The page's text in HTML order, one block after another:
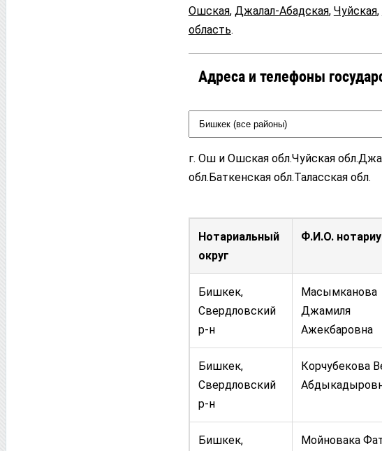
Ошская, Джалал-Абадская, Чуйская,
область.
Адреса и телефоны
г. Ош и Ошская обл.Чуйская
обл.Баткенская обл.Таласская обл.
Нотариальный
округ
Ф.И.О.
Бишкек,
Свердловский
р-н
Масымканова
Джамиля
Ажекбаровна
Бишкек,
Свердловский
р-н
Корчубекова
Бишкек,
Мойновака